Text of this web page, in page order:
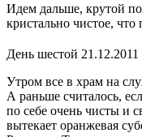
Идем дальше, крутой
кристально чистое,
День шестой 21.12.2011
Утром все в храм на
А раньше считалось,
по себе очень чисты и
вытекает оранжевая